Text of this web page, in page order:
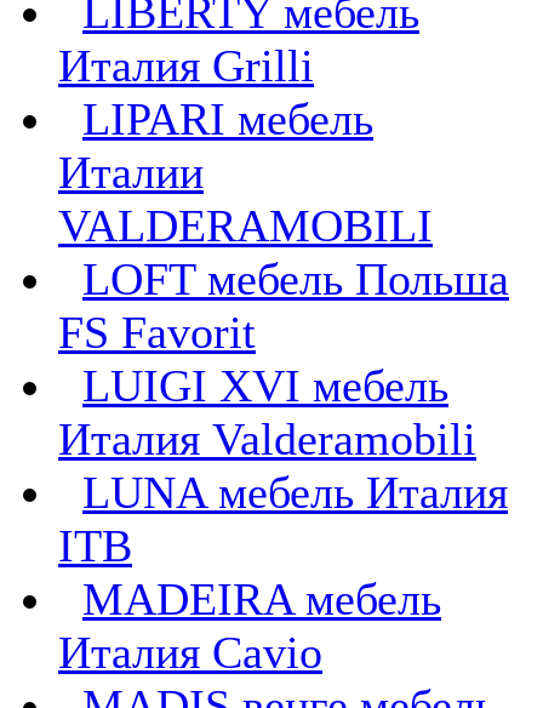
LIBERTY мебель
Италия Grilli
LIPARI мебель
Италии
VALDERAMOBILI
LOFT мебель Польша
FS Favorit
LUIGI XVI мебель
Италия Valderamobili
LUNA мебель Италия
ITB
MADEIRA мебель
Италия Cavio